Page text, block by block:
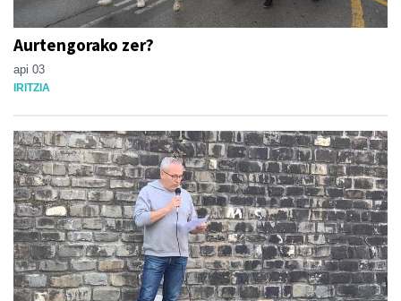
Aurtengorako zer?
api 03
IRITZIA